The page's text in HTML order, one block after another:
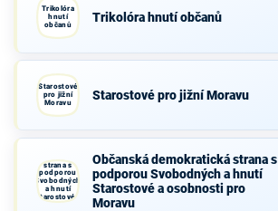
Trikolóra
hnutí
občanů
Trikolóra hnutí občanů
Starostové
pro jižní
Moravu
Starostové pro jižní Moravu
strana s
podporou
Svobodných
a hnutí
Starostové a
osobnosti
Občanská demokratická strana s
podporou Svobodných a hnutí
Starostové a osobnosti pro
Moravu